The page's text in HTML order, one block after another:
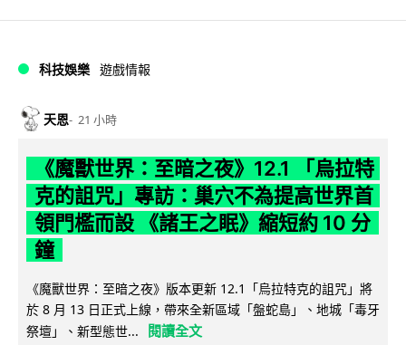
科技娛樂 遊戲情報
天恩 21 小時
《魔獸世界：至暗之夜》12.1 「烏拉特
克的詛咒」專訪：巢穴不為提高世界首
領門檻而設 《諸王之眠》縮短約 10 分
鐘
《魔獸世界：至暗之夜》版本更新 12.1「烏拉特克的詛咒」將
於 8 月 13 日正式上線，帶來全新區域「盤蛇島」、地城「毒牙
祭壇」、新型態世...
閱讀全文